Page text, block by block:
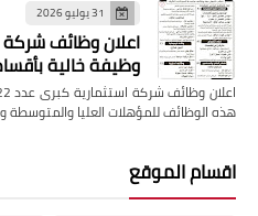
31 يوليو 2026
وظيفة خالية
هذه الوظائف للمؤهلات العليا والمتوسطة
اقسام الموقع